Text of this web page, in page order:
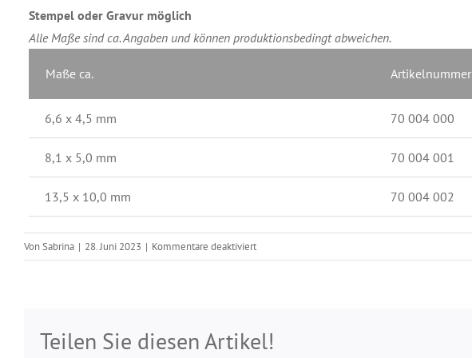
Stempel oder Gravur möglich
Alle Maße sind ca. Angaben und können produktionsbedingt abweichen.
Maße ca. Artikelnummer
6,6 x 4,5 mm 70 004 000
8,1 x 5,0 mm 70 004 001
13,5 x 10,0 mm 70 004 002
VonSabrina | 28. Juni 2023 | Kommentare deaktiviertfür
Logoplättchen
Teilen Sie diesen Artikel!